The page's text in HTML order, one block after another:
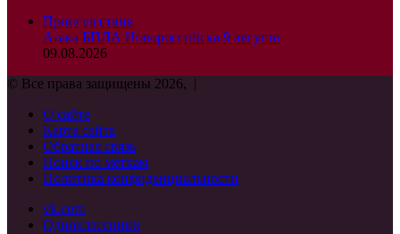
Происшествия
Атака БПЛА Новороссийска 9 августа
09.08.2026
© Все права защищены 2026, |
О сайте
Карта сайта
Обратная связь
Поиск по меткам
Политика конфиденциальности
vk.com
Одноклассники